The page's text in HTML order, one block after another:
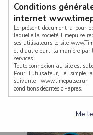
CONNEXION
Conditions
internet
Le présent document a pour
laquelle la société Timepulse
ses utilisateurs le site
et d’autre part, la manière
services.
Toute connexion au site est
Pour l’utilisateur, le simple
suivante
conditions décrites ci-après.
La structure générale du site
soit, sans l'autorisation
Me